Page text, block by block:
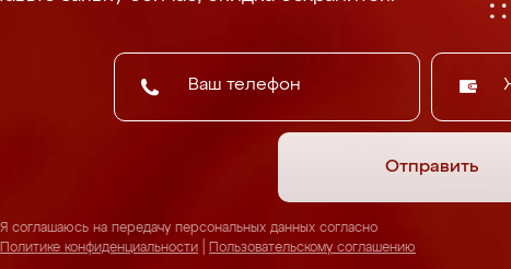
Отправить
Я соглашаюсь на передачу персональных данных согласно
Политике конфиденциальности
Пользовательскому соглашению